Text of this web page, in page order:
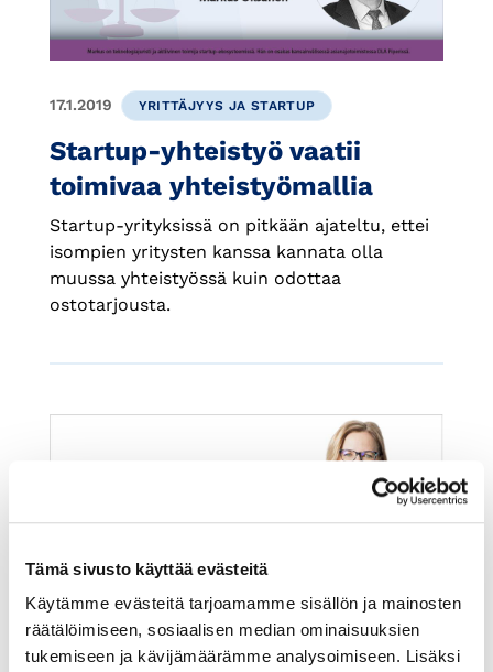
Tämä sivusto käyttää evästeitä
Käytämme evästeitä tarjoamamme sisällön ja mainosten
räätälöimiseen, sosiaalisen median ominaisuuksien
tukemiseen ja kävijämäärämme analysoimiseen. Lisäksi
17.1.2019 YRITTÄJYYS JA STARTUP
Startup-yhteistyö vaatii
toimivaa yhteistyömallia
Startup-yrityksissä on pitkään ajateltu, ettei
isompien yritysten kanssa kannata olla
muussa yhteistyössä kuin odottaa
ostotarjousta.
15.1.2019 VIERASKYNÄ